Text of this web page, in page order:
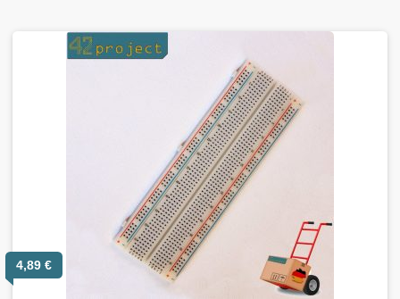
4,89 €